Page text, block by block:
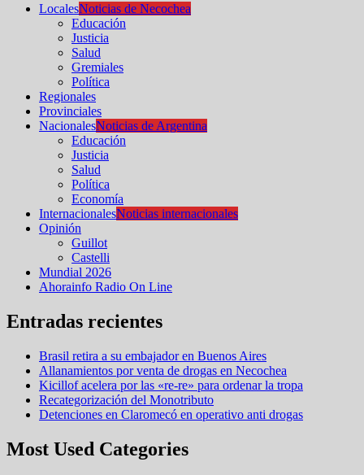
LocalesNoticias de Necochea
Educación
Justicia
Salud
Gremiales
Política
Regionales
Provinciales
NacionalesNoticias de Argentina
Educación
Justicia
Salud
Política
Economía
InternacionalesNoticias internacionales
Opinión
Guillot
Castelli
Mundial 2026
Ahorainfo Radio On Line
Entradas recientes
Brasil retira a su embajador en Buenos Aires
Allanamientos por venta de drogas en Necochea
Kicillof acelera por las «re-re» para ordenar la tropa
Recategorización del Monotributo
Detenciones en Claromecó en operativo anti drogas
Most Used Categories